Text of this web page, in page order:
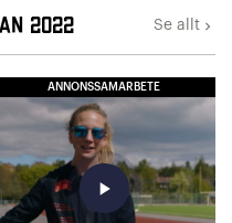
2022 Se allt keyboard_arrow_right
ANNONSSAMARBETE
play_arrow